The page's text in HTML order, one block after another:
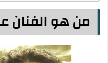
من هو الفنان